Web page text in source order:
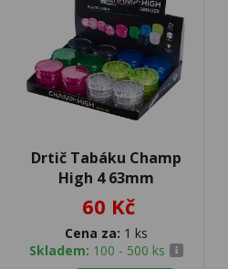
Drtič Tabáku Champ
High 4 63mm
60 Kč
Cena za: 1 ks
Skladem: 100 - 500 ks